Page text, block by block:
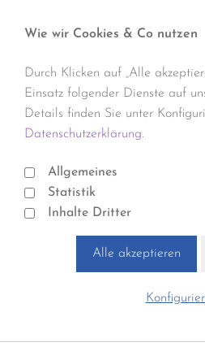
Wie wir Cookies & Co nutzen
Durch Klicken auf „Alle
Einsatz folgender Dienste auf
Details finden Sie unter
Datenschutzerklärung.
Allgemeines
Statistik
Inhalte Dritter
Alle akzeptieren